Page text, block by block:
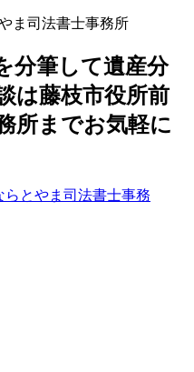
分筆して遺産分
は藤枝市役所前
所までお気軽に